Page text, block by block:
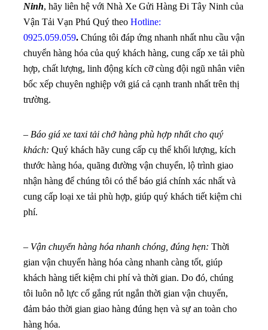
Ninh, hãy liên hệ với Nhà Xe Gửi Hàng Đi Tây Ninh của
Vận Tải Vạn Phú Quý theo Hotline:
0925.059.059. Chúng tôi đáp ứng nhanh nhất nhu cầu vận
chuyển hàng hóa của quý khách hàng, cung cấp xe tải phù
hợp, chất lượng, linh động kích cỡ cùng đội ngũ nhân viên
bốc xếp chuyên nghiệp với giá cả cạnh tranh nhất trên thị
trường.
– Báo giá xe taxi tải chở hàng phù hợp nhất cho quý
khách: Quý khách hãy cung cấp cụ thể khối lượng, kích
thước hàng hóa, quãng đường vận chuyển, lộ trình giao
nhận hàng để chúng tôi có thể báo giá chính xác nhất và
cung cấp loại xe tải phù hợp, giúp quý khách tiết kiệm chi
phí.
– Vận chuyển hàng hóa nhanh chóng, đúng hẹn: Thời
gian vận chuyển hàng hóa càng nhanh càng tốt, giúp
khách hàng tiết kiệm chi phí và thời gian. Do đó, chúng
tôi luôn nỗ lực cố gắng rút ngắn thời gian vận chuyển,
đảm bảo thời gian giao hàng đúng hẹn và sự an toàn cho
hàng hóa.